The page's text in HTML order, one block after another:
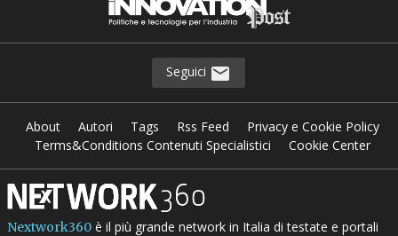
Seguici
About Autori Tags Rss Feed
Privacy e Cookie Policy
Terms&Conditions Contenuti Specialistici
Cookie Center
Nextwork360è il più grande network in Italia di testate e portali